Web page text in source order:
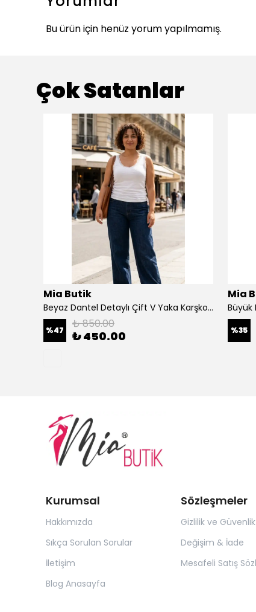
Bu ürün için henüz yorum yapılmamış.
Çok Satanlar
Mia Butik
Beyaz Dantel Detaylı Çift V Yaka Karşkorse Esnek Bluz
%47 ₺ 850.00
₺ 450.00
Mia
Büyük
%35
Kurumsal
Hakkımızda
Sıkça Sorulan Sorular
İletişim
Blog Anasayfa
Sözleşmeler
Gizlilik ve Güvenlik
Değişim & İade
Mesafeli Satış